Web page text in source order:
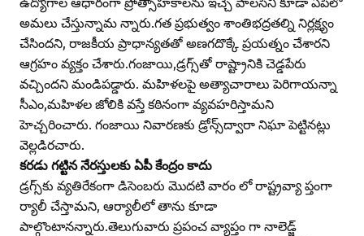
అమలు చేస్తున్నామ న్నారు.గత ప్రభుత్వం శాంతిభద్రతల్ని నిర్లక్ష్యం
చేసిందని, రాజకీయ ప్రాధాన్యతతో అణగదొక్కే ప్రయత్నం చేశారని
ఆగ్రహం వ్యక్తం చేశారు.గంజాయి,డ్రగ్స్‌తో రాష్ట్రానికి చెడ్డపేరు
వచ్చిందని మండిపడ్డారు. మహిళలపై అత్యాచారాలు పెరిగాయన్నా
సీఎం,మహిళల జోలికి వస్తే కఠినంగా వ్యవహరిస్తామని
హెచ్చరించారు. గంజాయి నివారణకు డ్రోన్స్‌ద్వారా నిఘా పెట్టినట్లు
వెల్లడిరచారు.
కరడు గట్టిన నేరస్తులకు ఏపీ కేంద్రం కాదు
డ్రగ్స్‌కు వ్యతిరేకంగా డిసెంబరు మొదటి వారం లో రాష్ట్రవ్యా ప్తంగా
ర్యాలీ చేస్తామని, ఆర్యాలీలో తాను కూడా
పాల్గొంటానన్నారు.తెలుగువారు ప్రపంచ వ్యాప్తం గా నాలెడ్జ్‌